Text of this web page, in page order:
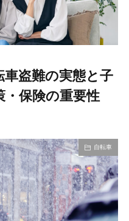
盗難の実態と子
保険の重要性
自転車